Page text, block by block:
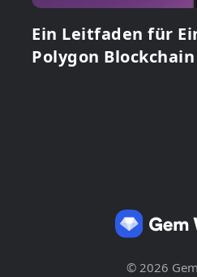
Ein Leitfaden für
Polygon Blockchain
© 2026